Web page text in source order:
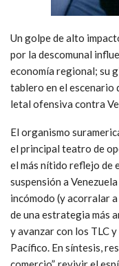
Un golpe de alto
por la descomunal
economía regional; su
tablero en el escenario
letal ofensiva contra
El organismo
el principal teatro de
el más nítido reflejo de
suspensión a
incómodo (y acorralar
de una estrategia más
y avanzar con los TLC
Pacífico. En síntesis,